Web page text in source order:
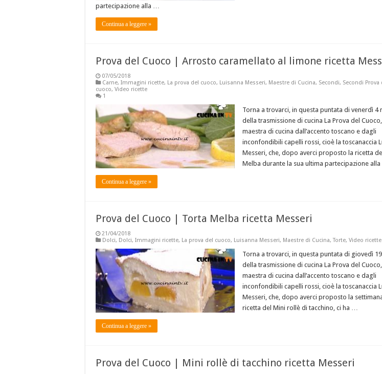
partecipazione alla …
Continua a leggere »
Prova del Cuoco | Arrosto caramellato al limone ricetta
07/05/2018
Carne, Immagini ricette, La prova del cuoco, Luisanna Messeri, Maestre di Cucina, Secondi, Secondi Prova
cuoco, Video ricette
1
Torna a trovarci, in questa puntata di venerdì 4
della trasmissione di cucina La Prova del
maestra di cucina dall’accento toscano e dagli
inconfondibili capelli rossi, cioè la toscanaccia
Messeri, che, dopo averci proposto la ricetta
Melba durante la sua ultima partecipazione
Continua a leggere »
Prova del Cuoco | Torta Melba ricetta Messeri
21/04/2018
Dolci, Dolci, Immagini ricette, La prova del cuoco, Luisanna Messeri, Maestre di Cucina,Torte, Video ricette
Torna a trovarci, in questa puntata di giovedì
della trasmissione di cucina La Prova del
maestra di cucina dall’accento toscano e dagli
inconfondibili capelli rossi, cioè la toscanaccia
Messeri, che, dopo averci proposto la
ricetta del Mini rollè di tacchino, ci ha …
Continua a leggere »
Prova del Cuoco | Mini rollè di tacchino ricetta Messeri